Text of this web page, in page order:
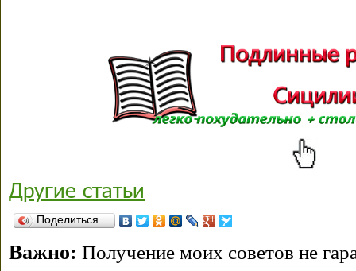
Другие статьи
Поделиться…
Важно: Получение моих советов не